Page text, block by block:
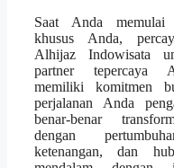
Saat Anda
khusus Anda,
Alhijaz Indowisata
partner tepercaya
memiliki komitmen
perjalanan Anda
benar-benar
dengan
ketenangan, dan